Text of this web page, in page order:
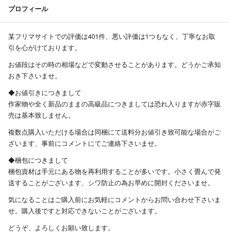
プロフィール
某フリマサイトでの評価は401件、悪い評価は1つもなく、丁寧なお取
引を心がけております。
お値段はその時の相場などで変動させることがあります。どうかご承知
おき下さいませ。
◆お値引きにつきまして
作家物や全く新品のままの高級品につきましては恐れ入りますが赤字販
売は基本致しません。
複数点購入いただける場合は同梱にて送料分お値引き致可能な場合がご
ざいます、事前にコメントにてご連絡下さいませ。
◆梱包につきまして
梱包資材は手元にある物を再利用することが多いです。小さく畳んで発
送することがございます、シワ防止の為お早めに開封くださいませ。
気になることはご購入前にお気軽にコメントからお問い合わせ下さいま
せ。購入後ですと対応できないことがございます。
どうぞ、よろしくお願い致します。